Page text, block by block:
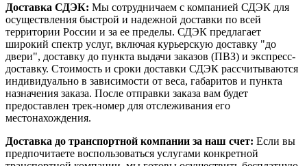
Доставка СДЭК: Мы сотрудничаем с компанией СДЭК для
осуществления быстрой и надежной доставки по всей
территории России и за ее пределы. СДЭК предлагает
широкий спектр услуг, включая курьерскую доставку "до
двери", доставку до пункта выдачи заказов (ПВЗ) и экспресс-
доставку. Стоимость и сроки доставки СДЭК рассчитываются
индивидуально в зависимости от веса, габаритов и пункта
назначения заказа. После отправки заказа вам будет
предоставлен трек-номер для отслеживания его
местонахождения.
Доставка до транспортной компании за наш счет: Если вы
предпочитаете воспользоваться услугами конкретной